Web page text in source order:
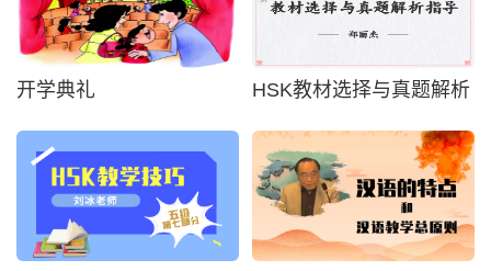
开学典礼 HSK教材选择与真题解析